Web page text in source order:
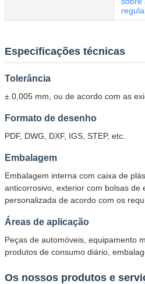
Deixe um
Ligaremos para
Especificações técnicas
Tolerância
± 0,005 mm, ou de acordo com as
Formato de desenho
PDF, DWG, DXF, IGS, STEP, etc.
Embalagem
Embalagem interna com caixa de
anticorrosivo, exterior com bolsas de
personalizada de acordo com os
Áreas de aplicação
Peças de automóveis, equipamento
produtos de consumo diário,
Os nossos produtos e